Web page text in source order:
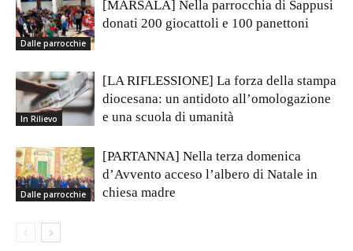
Dalle parrocchie
[MARSALA] Nella parrocchia di Sappusi
donati 200 giocattoli e 100 panettoni
In Rilievo
[LA RIFLESSIONE] La forza della stampa
diocesana: un antidoto all’omologazione
e una scuola di umanità
Dalle parrocchie
[PARTANNA] Nella terza domenica
d’Avvento acceso l’albero di Natale in
chiesa madre